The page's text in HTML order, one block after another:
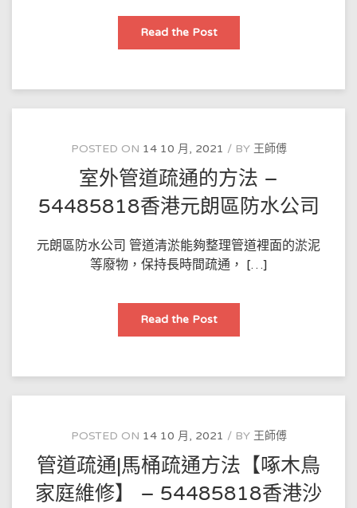
Read the Post香
汙
道
通
作
流
程
是
怎
樣
的
香
港
鑽
公
POSTED ON 14 10 月, 2021 BY 王師傅
室外管道疏通的方法 –
54485818香港元朗區防水公司
元朗區防水公司 管道清淤能夠整理管道裡面的淤泥
等廢物，保持長時間疏通， […]
Read the Post室
管
通
方
54485818
香
港
元
朗
區
防
POSTED ON 14 10 月, 2021 BY 王師傅
管道疏通|馬桶疏通方法【啄木鳥
家庭維修】 – 54485818香港沙